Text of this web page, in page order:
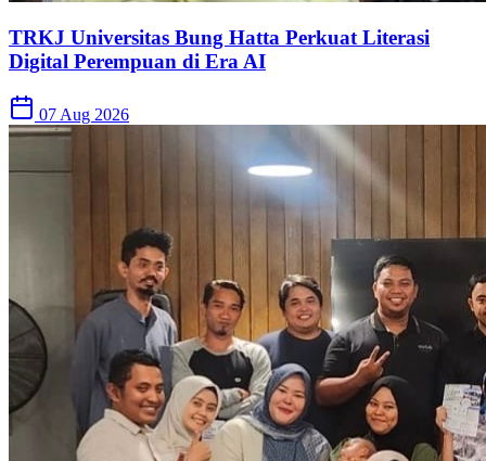
TRKJ Universitas Bung Hatta Perkuat Literasi
Digital Perempuan di Era AI
07 Aug 2026